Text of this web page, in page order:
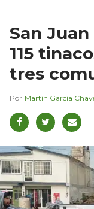
San
115
tres
Martín García